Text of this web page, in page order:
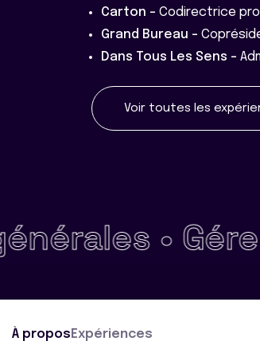
Carton - Codirectrice
Grand Bureau -
Dans Tous Les Sens -
Voir toutes les
•Gérer un
À propos Expériences